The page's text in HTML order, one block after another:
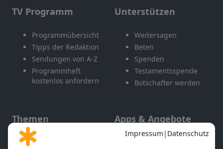
TV Programm
Programmübersicht
Tipps der Redaktion
Sendungen von A-Z
Programmheft
kostenlos anfordern
Unterstützen
Weitersagen
Beten
Spenden
Testamentsspende
Botschafter werden
Themen
Gott und Bibel erklärt
Apps & Angebote